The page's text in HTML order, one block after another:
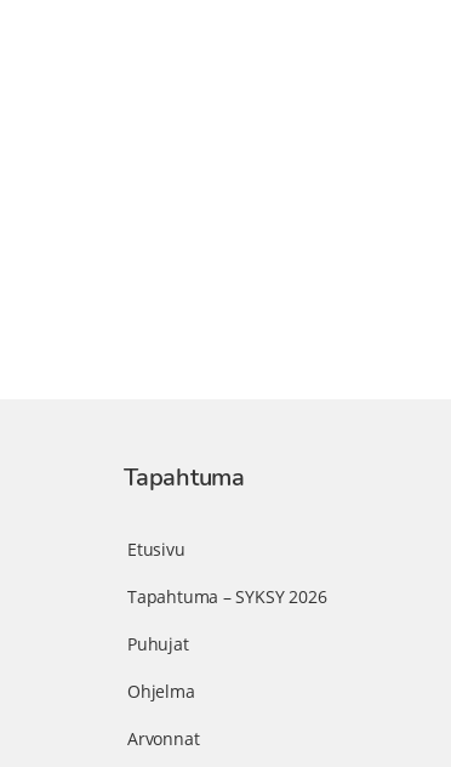
Tapahtuma
Etusivu
Tapahtuma – SYKSY 2026
Puhujat
Ohjelma
Arvonnat